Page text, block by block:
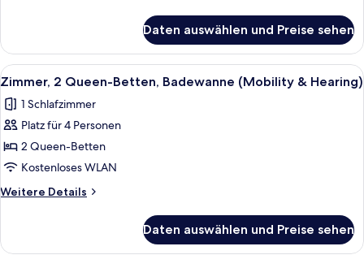
2 Queen-
Betten
Daten auswählen und Preise sehen
Alle
Fotos
für
Zimmer,
2 Queen-
Betten,
Badewanne
(Mobility
Hearing)
Ein Hotelzimmer mit zwei Betten,
9
Zimmer, 2 Queen-Betten, Badewanne (Mobility & Hearing)
1 Schlafzimmer
Platz für 4 Personen
2 Queen-Betten
Kostenloses WLAN
Weitere Details
Weitere
2 Queen-
Daten auswählen und Preise sehen